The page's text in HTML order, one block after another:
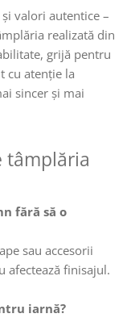
valori autentice –
realizată din
grijă pentru
cu atenție la
sincer și mai
tâmplăria
fără să o
sau accesorii
afectează finisajul.
iarnă?